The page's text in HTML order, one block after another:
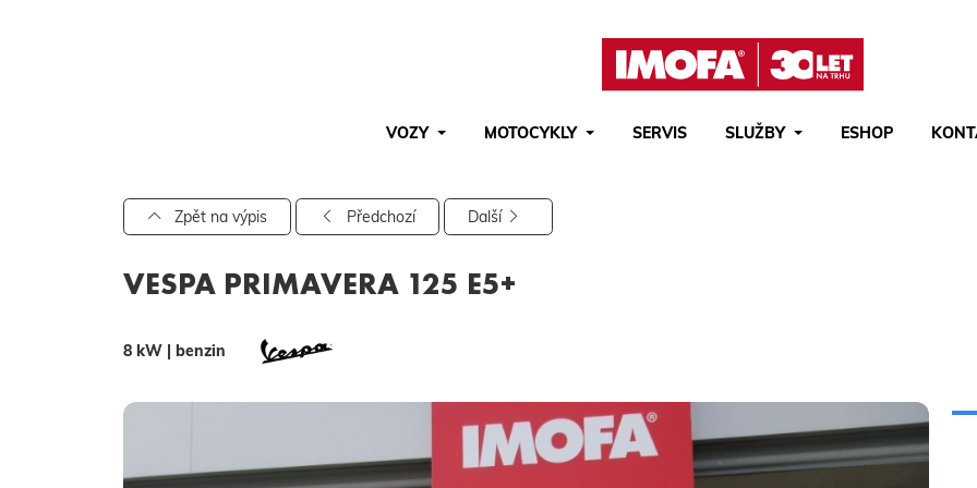
VOZY MOTOCYKLY SERVIS SLUŽBY ESHOP
Pro vyhledávání zadejte alespoň 3 znaky.
Zpět na výpis Předchozí Další
VESPA PRIMAVERA 125 E5+
8 kW | benzin